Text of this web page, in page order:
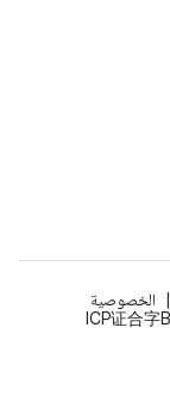
الخصوصية
ICP证合